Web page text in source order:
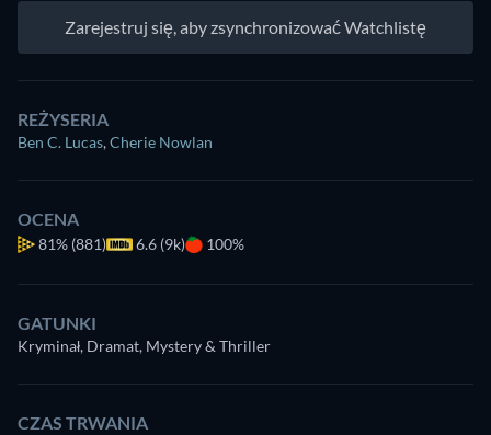
Zarejestruj się, aby zsynchronizować Watchlistę
REŻYSERIA
Ben C. Lucas,Cherie Nowlan
OCENA
81% (881) 6.6 (9k) 100%
GATUNKI
Kryminał, Dramat, Mystery & Thriller
CZAS TRWANIA